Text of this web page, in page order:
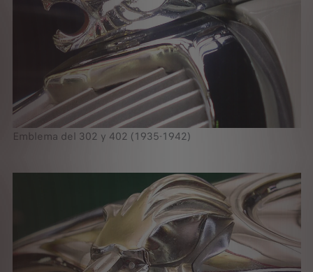
Emblema del 302 y 402 (1935-1942)